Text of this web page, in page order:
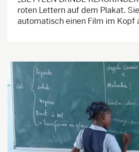
roten Lettern auf dem Plakat.
automatisch einen Film im Kopf